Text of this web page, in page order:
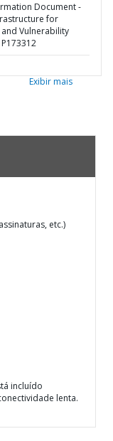
Document -
for
Vulnerability
Exibir mais
etc.)
incluído
lenta.